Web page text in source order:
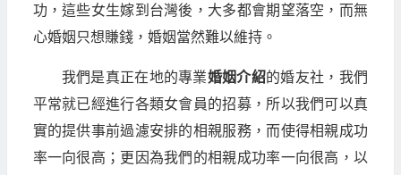
功，這些女生嫁到台灣後，大多都會期望落空，而無
心婚姻只想賺錢，婚姻當然難以維持。
我們是真正在地的專業婚姻介紹的婚友社，我們
平常就已經進行各類女會員的招募，所以我們可以真
實的提供事前過濾安排的相親服務，而使得相親成功
率一向很高；更因為我們的相親成功率一向很高，以